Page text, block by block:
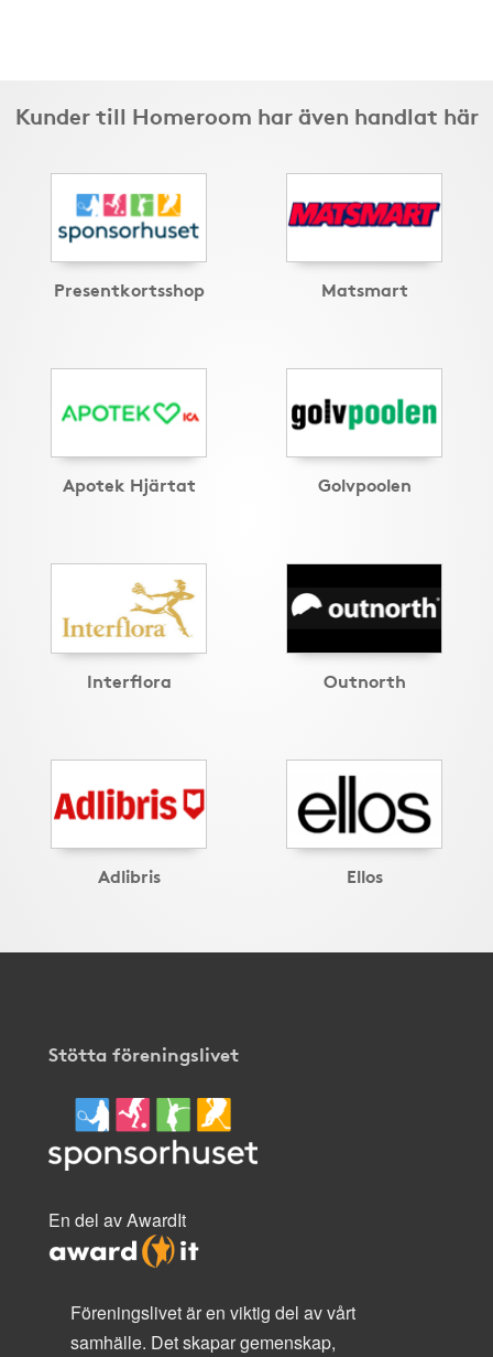
Kunder till Homeroom har även handlat här
Presentkortsshop Matsmart
Apotek Hjärtat Golvpoolen
Interflora Outnorth
Adlibris Ellos
Stötta föreningslivet
En del av AwardIt
Föreningslivet är en viktig del av vårt
samhälle. Det skapar gemenskap,